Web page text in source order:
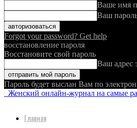
Ваше имя
Ваш
Forgot your password? Get help
восстановление пароля
Восстановите свой пароль
Ваш адрес
Пароль будет выслан Вам по
Женский онлайн-журнал на самые
Главная